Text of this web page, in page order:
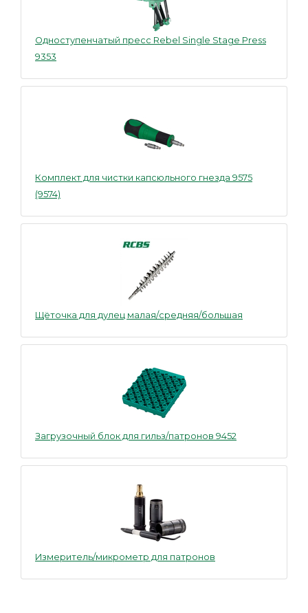
Одноступенчатый пресс Rebel Single Stage Press
9353
Комплект для чистки капсюльного гнезда 9575
(9574)
Щёточка для дулец малая/средняя/большая
Загрузочный блок для гильз/патронов 9452
Измеритель/микрометр для патронов